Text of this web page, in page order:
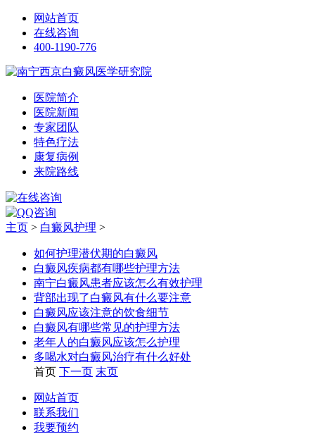
网站首页
在线咨询
400-1190-776
医院简介
医院新闻
专家团队
特色疗法
康复病例
来院路线
主页 > 白癜风护理 >
如何护理潜伏期的白癜风
白癜风疾病都有哪些护理方法
南宁白癜风患者应该怎么有效护理
背部出现了白癜风有什么要注意
白癜风应该注意的饮食细节
白癜风有哪些常见的护理方法
老年人的白癜风应该怎么护理
多喝水对白癜风治疗有什么好处
首页 下一页 末页
网站首页
联系我们
我要预约